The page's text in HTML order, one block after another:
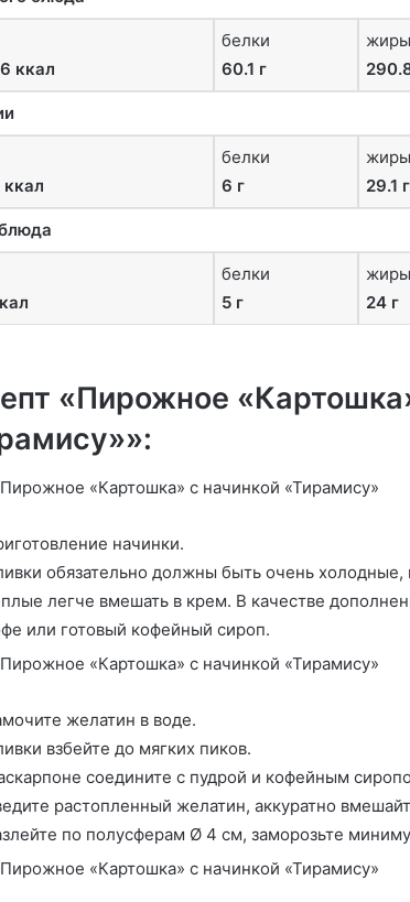
ккал
белки
60.1 г
жиры
белки
6 г
жиры
29.1 г
белки
5 г
жиры
24 г
«Пирожное
начинки.
обязательно должны быть очень
легче вмешать в крем. В качестве
или готовый кофейный сироп.
желатин в воде.
взбейте до мягких пиков.
соедините с пудрой и кофейным
растопленный желатин, аккуратно
по полусферам Ø 4 см, заморозьте